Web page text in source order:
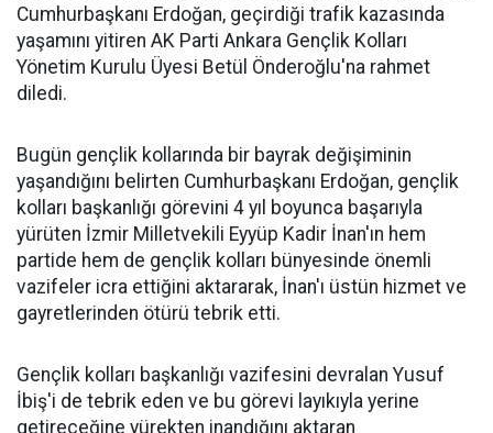
Cumhurbaşkanı Erdoğan, geçirdiği trafik kazasında
yaşamını yitiren AK Parti Ankara Gençlik Kolları
Yönetim Kurulu Üyesi Betül Önderoğlu'na rahmet
diledi.
Bugün gençlik kollarında bir bayrak değişiminin
yaşandığını belirten Cumhurbaşkanı Erdoğan, gençlik
kolları başkanlığı görevini 4 yıl boyunca başarıyla
yürüten İzmir Milletvekili Eyyüp Kadir İnan'ın hem
partide hem de gençlik kolları bünyesinde önemli
vazifeler icra ettiğini aktararak, İnan'ı üstün hizmet ve
gayretlerinden ötürü tebrik etti.
Gençlik kolları başkanlığı vazifesini devralan Yusuf
İbiş'i de tebrik eden ve bu görevi layıkıyla yerine
getireceğine yürekten inandığını aktaran